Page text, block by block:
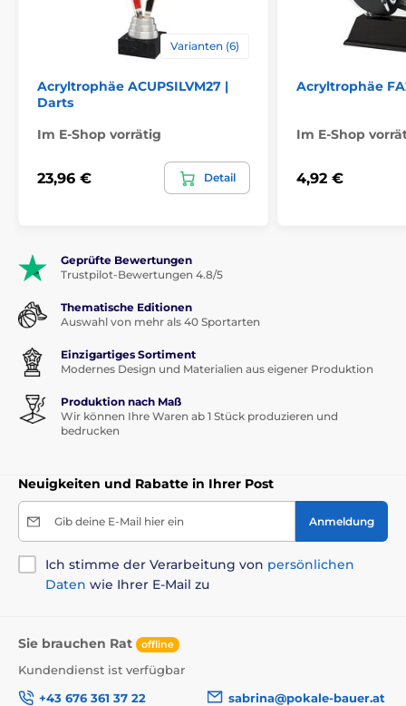
Varianten (6)
Acryltrophäe ACUPSILVM27 |
Darts
Im E-Shop vorrätig
23,96 € Detail
Acryltrophäe
Im E-Shop
4,92 €
Geprüfte Bewertungen
Trustpilot-Bewertungen 4.8/5
Thematische Editionen
Auswahl von mehr als 40 Sportarten
Einzigartiges Sortiment
Modernes Design und Materialien aus eigener Produktion
Produktion nach Maß
Wir können Ihre Waren ab 1 Stück produzieren und
bedrucken
Neuigkeiten und Rabatte in Ihrer Post
Gib deine E-Mail hier ein Anmeldung
Ich stimme der Verarbeitung von persönlichen
Daten wie Ihrer E-Mail zu
Sie brauchen Rat offline
Kundendienst ist verfügbar
+43 676 361 37 22
sabrina@pokale-bauer.at